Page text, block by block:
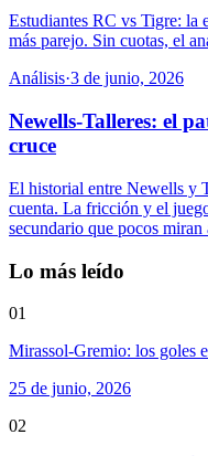
Estudiantes RC vs Tigre: la
más parejo. Sin cuotas, el
Análisis·3 de junio, 2026
Newells-Talleres: el
cruce
El historial entre Newells y
cuenta. La fricción y el
secundario que pocos miran
Lo más leído
01
Mirassol-Gremio: los goles
25 de junio, 2026
02